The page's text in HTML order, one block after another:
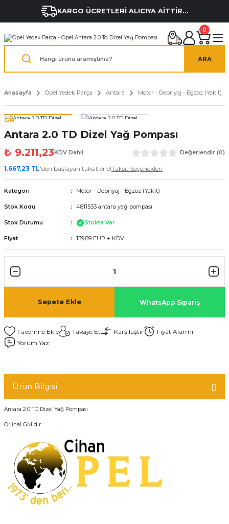
KARGO ÜCRETLERİ ALICIYA AİTTİR...
ARA
0
Anasayfa Opel Yedek Parça Antara Motor - Debriyaj - Egzoz (Yakıt)
GM
Antara 2.0 TD Dizel Yağ Pompası
₺ 9.211,23KDV Dahil Değerlendir (0)
1.667,23 TL'den başlayan taksitlerle!Taksit Seçenekleri
Kategori Motor - Debriyaj - Egzoz (Yakıt)
Stok Kodu 4811533 antara yağ pompası
Stok Durumu Stokta Var
Fiyat 139,89 EUR + KDV
Sepete Ekle WhatsApp Sipariş
Tavsiye Et Karşılaştır
Fiyat Alarmı
Yorum Yaz
Ürün Bilgisi
Antara 2.0 TD Dizel Yağ Pompası
Orjinal GM'dır